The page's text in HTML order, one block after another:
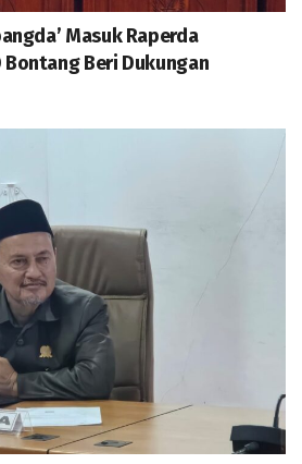
Masuk Raperda
Bontang Beri Dukungan